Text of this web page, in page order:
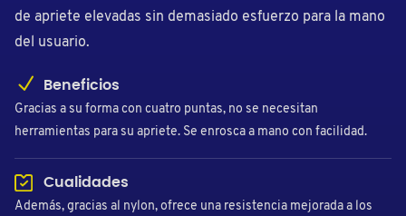
de apriete elevadas sin demasiado esfuerzo para la mano
del usuario.
Beneficios
Gracias a su forma con cuatro puntas, no se necesitan
herramientas para su apriete. Se enrosca a mano con facilidad.
Cualidades
Además, gracias al nylon, ofrece una resistencia mejorada a los